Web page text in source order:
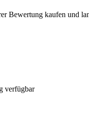
Bewertung kaufen und
verfügbar